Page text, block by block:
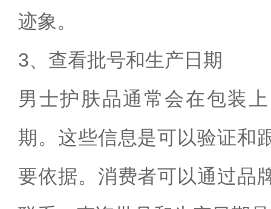
迹象。
3、查看批号和生产日期
男士护肤品通常会在包装
期。这些信息是可以验证和
要依据。消费者可以通过品